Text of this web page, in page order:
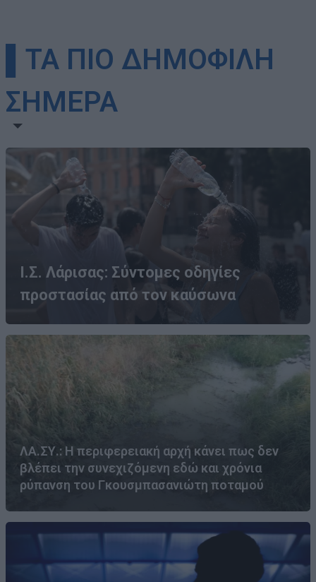
▌ΤΑ ΠΙΟ ΔΗΜΟΦΙΛΗ
ΣΗΜΕΡΑ
Ι.Σ. Λάρισας: Σύντομες οδηγίες
προστασίας από τον καύσωνα
ΛΑ.ΣΥ.: Η περιφερειακή αρχή κάνει πως δεν
βλέπει την συνεχιζόμενη εδώ και χρόνια
ρύπανση του Γκουσμπασανιώτη ποταμού